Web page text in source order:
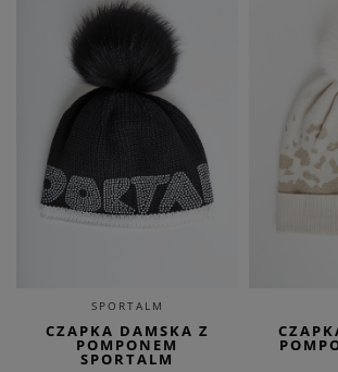
SPORTALM
CZAPKA DAMSKA Z
POMPONEM
SPORTALM